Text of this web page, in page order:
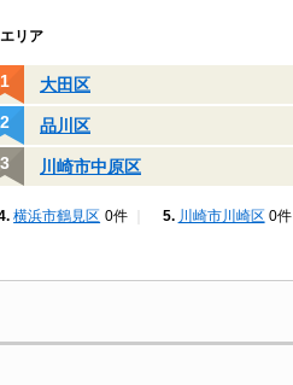
エリア
大田区
品川区
川崎市中原区
横浜市鶴見区 0件 川崎市川崎区 0件